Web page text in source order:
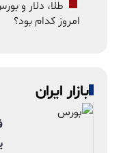
طلا، دلار و
امروز کدام بود؟
بازار ایران